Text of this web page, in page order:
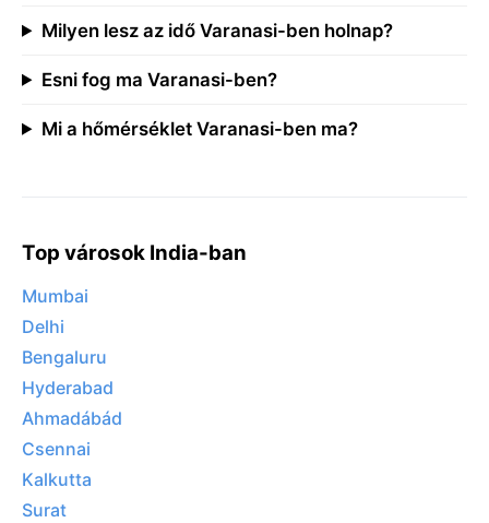
Milyen lesz az idő Varanasi-ben holnap?
Esni fog ma Varanasi-ben?
Mi a hőmérséklet Varanasi-ben ma?
Top városok India-ban
Mumbai
Delhi
Bengaluru
Hyderabad
Ahmadábád
Csennai
Kalkutta
Surat